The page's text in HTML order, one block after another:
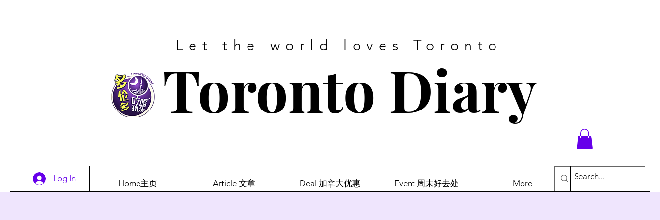
Let the world loves Toronto
Toronto Diary
Log In Home主页 Article 文章 Deal 加拿大优惠 Event 周末好去处 More